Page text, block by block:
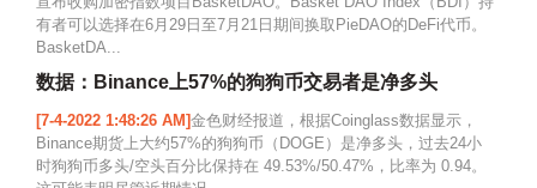
有者可以选择在6月29日至7月21日期间换取PieDAO的DeFi代币。
BasketDA...
数据：Binance上57%的狗狗币交易者是净多头
[7-4-2022 1:48:26 AM]金色财经报道，根据Coinglass数据显示，
Binance期货上大约57%的狗狗币（DOGE）是净多头，过去24小
时狗狗币多头/空头百分比保持在 49.53%/50.47%，比率为 0.94。